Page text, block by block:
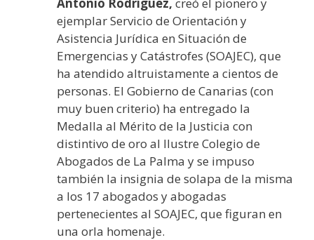
ejemplar Servicio de Orientación y
Asistencia Jurídica en Situación de
Emergencias y Catástrofes (SOAJEC), que
ha atendido altruistamente a cientos de
personas. El Gobierno de Canarias (con
muy buen criterio) ha entregado la
Medalla al Mérito de la Justicia con
distintivo de oro al Ilustre Colegio de
Abogados de La Palma y se impuso
también la insignia de solapa de la misma
a los 17 abogados y abogadas
pertenecientes al SOAJEC, que figuran en
una orla homenaje.